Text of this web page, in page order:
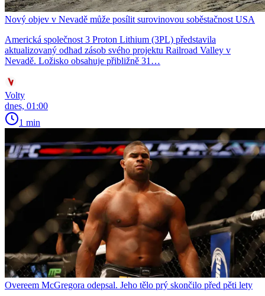
Nový objev v Nevadě může posílit surovinovou soběstačnost USA
Americká společnost 3 Proton Lithium (3PL) představila
aktualizovaný odhad zásob svého projektu Railroad Valley v
Nevadě. Ložisko obsahuje přibližně 31…
Volty
dnes, 01:00
1 min
Overeem McGregora odepsal. Jeho tělo prý skončilo před pěti lety